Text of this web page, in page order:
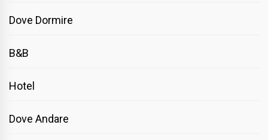
Dove Dormire
B&B
Hotel
Dove Andare